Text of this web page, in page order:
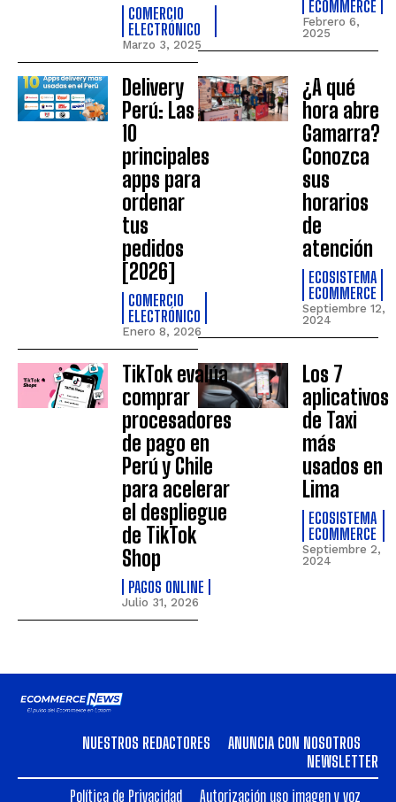
COMERCIO
ELECTRÓNICO
Marzo 3, 2025
ECOMMERCE
Febrero 6,
2025
Delivery
Perú: Las
10
principales
apps para
ordenar
tus
pedidos
[2026]
COMERCIO
ELECTRÓNICO
Enero 8, 2026
¿A qué
hora abre
Gamarra?
Conozca
sus
horarios
de
atención
ECOSISTEMA
ECOMMERCE
Septiembre 12,
2024
TikTok evalúa
comprar
procesadores
de pago en
Perú y Chile
para acelerar
el despliegue
de TikTok
Shop
PAGOS ONLINE
Julio 31, 2026
Los 7
aplicativos
de Taxi
más
usados en
Lima
ECOSISTEMA
ECOMMERCE
Septiembre 2,
2024
NUESTROS REDACTORES
ANUNCIA CON NOSOTROS
NEWSLETTER
Política de Privacidad
Autorización uso imagen y voz